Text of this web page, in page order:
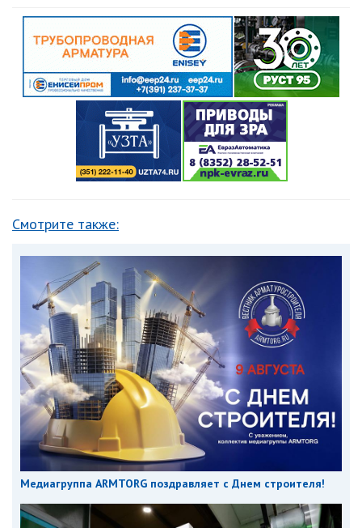
Смотрите также:
Медиагруппа ARMTORG поздравляет с Днем строителя!